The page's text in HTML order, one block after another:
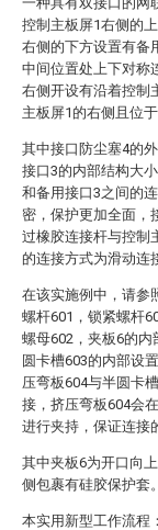
控制主板屏1右侧的
右侧的下方设置有备
中间位置处上下对称
右侧开设有沿着控制
主板屏1的右侧且位
其中接口防尘塞4的
接口3的内部结构大
和备用接口3之间的
密，保护更加全面，
过橡胶连接杆与控制
的连接方式为滑动连
在该实施例中，请参
螺杆601，锁紧螺杆
螺母602，夹板6的
圆卡槽603的内部设
压弯板604与半圆卡
接，挤压弯板604会
进行夹持，保证连接
其中夹板6为开口向
侧包裹有硅胶保护套。
本实用新型工作流程